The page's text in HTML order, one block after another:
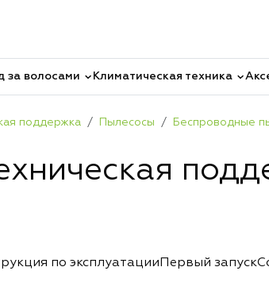
за волосами Климатическая техника
поддержка Пылесосы Беспроводные
по эксплуатации Первый запуск